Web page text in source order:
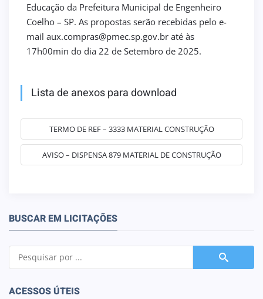
Educação da Prefeitura Municipal de Engenheiro
Coelho – SP. As propostas serão recebidas pelo e-
mail aux.compras@pmec.sp.gov.br até às
17h00min do dia 22 de Setembro de 2025.
Lista de anexos para download
TERMO DE REF – 3333 MATERIAL CONSTRUÇÃO
AVISO – DISPENSA 879 MATERIAL DE CONSTRUÇÃO
BUSCAR EM LICITAÇÕES
ACESSOS ÚTEIS